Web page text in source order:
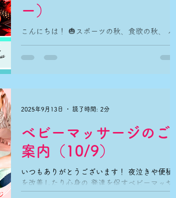
申込期日 11/20(木)18時まで 満員となりま
したら受付終了致します。 駐車場は先着4台
となります。 ＼ボランティアスタッフ募集中
／ きずな子ども食堂では ボランティアスタッ
ン補助・配膳・洗い物等 ボランティアスタッ
ー）
こんにちは！ 🎃スポーツの秋、食欲の秋、 ハ
おられますでしょうか？👻 10月の子ども食堂
せん。 お食事のご提供のみとなります。 ※お
カレーライス ・料理長のきまぐれ一品 ・お
持ち帰りお菓子 ※先着25食 ※テイクアウ
ト不可 ※子ども無料/高校生以上300円 ■申
たら受付終了致します。 ※駐車場は先着4台と
なります。 ＼ボランティアスタッフ募集中／
ベビーマッサージのご
案内（10/9）
いつもありがとうございます！ 夜泣きや便秘
を改善したり心身の 発達を促すベビーマッサ
ージ。 ママの優しい手で赤ちゃんに触れて 温
2025年9月13日 読了時間: 2分